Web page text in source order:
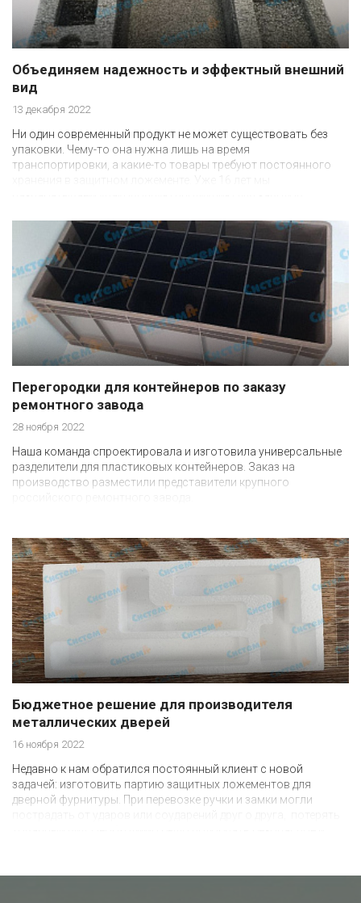
Объединяем надежность и эффектный внешний
вид
13 декабря 2022
Ни один современный продукт не может существовать без
упаковки. Чему-то она нужна лишь на время
транспортировки, а какие-то товары требуют постоянного
Перегородки для контейнеров по заказу
ремонтного завода
28 ноября 2022
Наша команда спроектировала и изготовила универсальные
разделители для пластиковых контейнеров. Заказ на
производство разместили представители крупного
Бюджетное решение для производителя
металлических дверей
16 ноября 2022
Недавно к нам обратился постоянный клиент с новой
задачей: изготовить партию защитных ложементов для
дверной фурнитуры. При перевозке ручки и замки могли